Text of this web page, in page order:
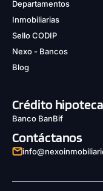
Departamentos
Inmobiliarias
Sello CODIP
Nexo - Bancos
Blog
Crédito
Banco BanBif
Contáctanos